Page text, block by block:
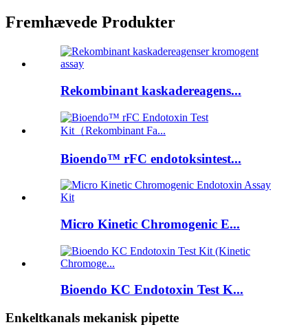
Fremhævede Produkter
Rekombinant kaskadereagens...
Bioendo™ rFC endotoksintest...
Micro Kinetic Chromogenic E...
Bioendo KC Endotoxin Test K...
Enkeltkanals mekanisk pipette